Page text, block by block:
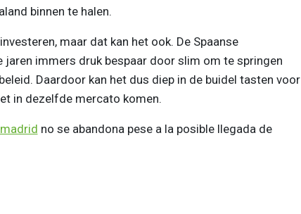
binnen te halen.
maar dat kan het ook. De Spaanse
immers druk bespaar door slim om te springen
Daardoor kan het dus diep in de buidel tasten voor
in dezelfde mercato komen.
no se abandona pese a la posible llegada de